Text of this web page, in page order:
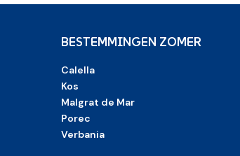
BESTEMMINGEN ZOMER
Calella
Kos
Malgrat de Mar
Porec
Verbania